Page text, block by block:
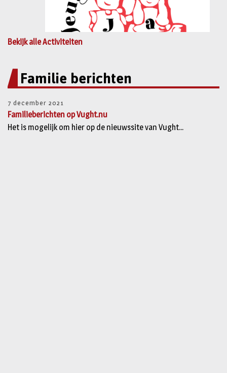
Bekijk alle Activiteiten
Familie berichten
7 december 2021
Familieberichten op Vught.nu
Het is mogelijk om hier op de nieuwssite van Vught...